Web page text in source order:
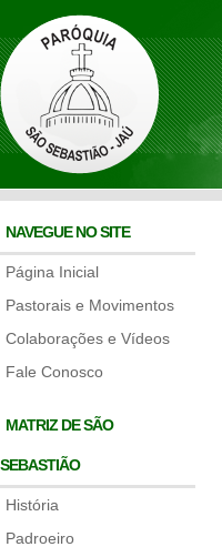
NAVEGUE NO SITE
Página Inicial
Pastorais e Movimentos
Colaborações e Vídeos
Fale Conosco
MATRIZ DE SÃO
SEBASTIÃO
História
Padroeiro